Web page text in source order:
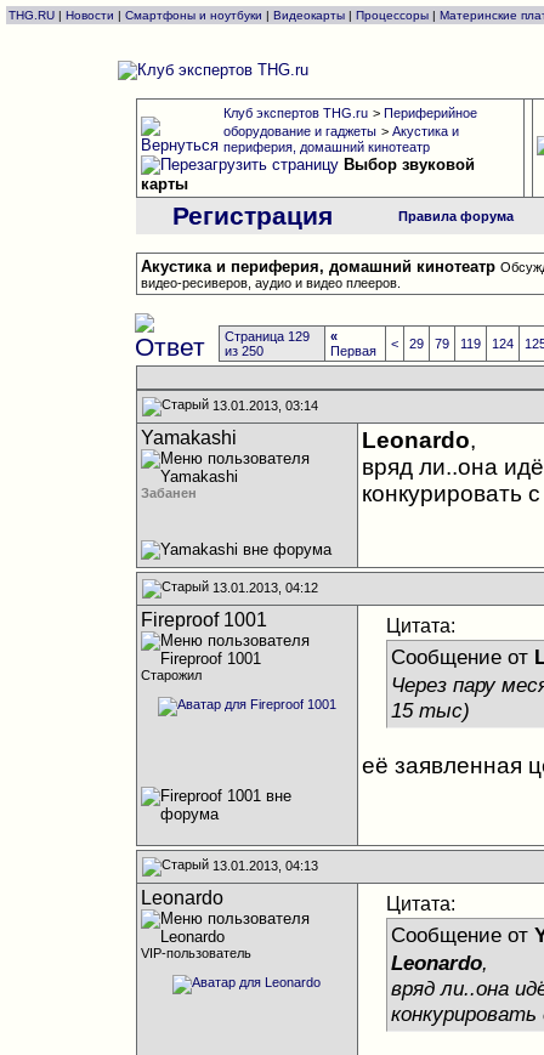
THG.RU | Новости | Смартфоны и ноутбуки | Видеокарты | Процессоры | Материнские
Клуб экспертов THG.ru > Периферийное
оборудование и гаджеты > Акустика и
периферия, домашний кинотеатр
Выбор звуковой
карты
Регистрация Правила форума
Акустика и периферия, домашний кинотеатр
видео-ресиверов, аудио и видео плееров.
Страница 129
из 250
«
Первая
< 29 79 119 124
13.01.2013, 03:14
Yamakashi
Забанен
Leonardo,
вряд ли..она
конкурировать
13.01.2013, 04:12
Fireproof 1001
Старожил
Цитата:
Сообщение от
Через пару
15 тыс)
её заявленная
13.01.2013, 04:13
Leonardo
VIP-пользователь
Цитата:
Сообщение от
Leonardo,
вряд ли..она